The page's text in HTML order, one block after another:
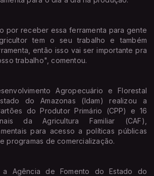
por receber essa ferramenta para gente
tem o seu trabalho e também
então isso vai ser importante pra
trabalho", comentou.
Agropecuário e Florestal
do Amazonas (Idam) realizou a
do Produtor Primário (CPP) e 16
da Agricultura Familiar (CAF),
para acesso a políticas públicas
programas de comercialização.
a Agência de Fomento do Estado do